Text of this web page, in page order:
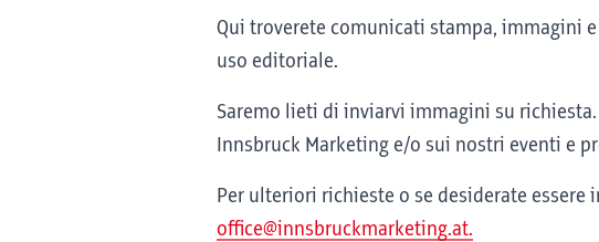
Qui troverete comunicati stampa, immagini
uso editoriale.
Saremo lieti di inviarvi immagini su
Innsbruck Marketing e/o sui nostri eventi e
Per ulteriori richieste o se desiderate
office@innsbruckmarketing.at.